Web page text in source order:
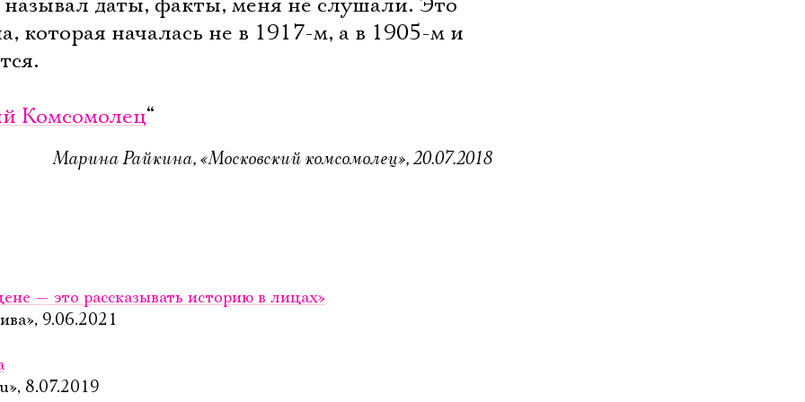
даты, факты, меня не слушали. Это
которая началась не в 1917-м, а в 1905-м и
Комсомолец“
Марина Райкина, «Московский комсомолец», 20.07.2018
— это рассказывать историю в лицах»
9.06.2021
8.07.2019